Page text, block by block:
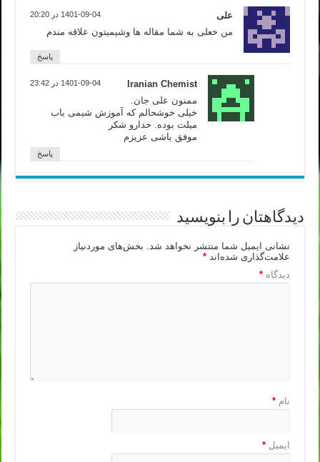
علی 1401-09-04 در 20:20
من خعلی به شما مقاله ها وشیمیتون علاقه مندم
پاسخ
Iranian Chemist 1401-09-04 در 23:42
ممنون علی جان.
خیلی خوشحالم که آموزش شیمی باب
میلت بوده. خدارو شکر
موفق باشی عزیزم
پاسخ
دیدگاهتان را بنویسید
نشانی ایمیل شما منتشر نخواهد شد.
بخش‌های موردنیاز
علامت‌گذاری شده‌اند*
دیدگاه*
نام*
ایمیل*